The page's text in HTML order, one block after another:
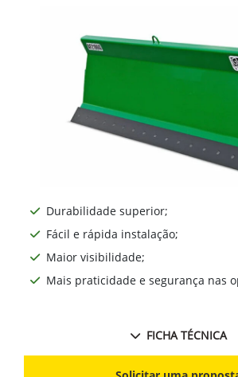
Durabilidade superior;
Fácil e rápida instalação;
Maior visibilidade;
Mais praticidade e segurança nas
FICHA TÉCNICA